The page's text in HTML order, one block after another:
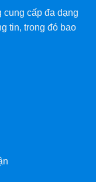
cung cấp đa dạng
tin, trong đó bao